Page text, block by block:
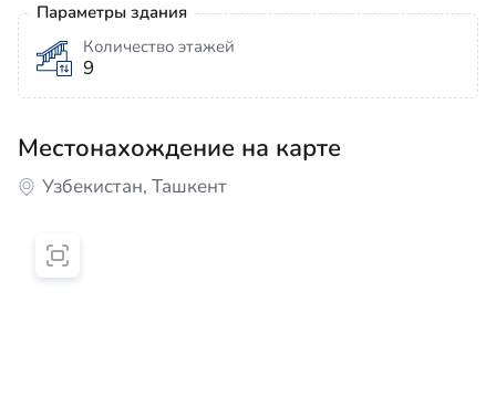
Параметры здания
Количество этажей
9
Местонахождение на карте
Узбекистан, Ташкент